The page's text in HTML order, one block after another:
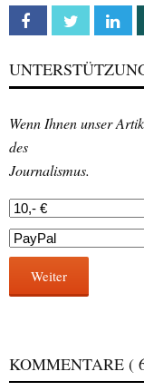
Facebook Twitter
Wenn Ihnen unser
des
Journalismus.
Weiter
KOMMENTARE (